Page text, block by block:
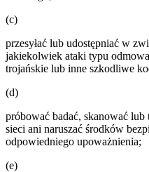
(c)
przesyłać lub udostępniać w
jakiekolwiek ataki typu
trojańskie lub inne szkodliwe
(d)
próbować badać, skanować lub
sieci ani naruszać środków
odpowiedniego upoważnienia;
(e)